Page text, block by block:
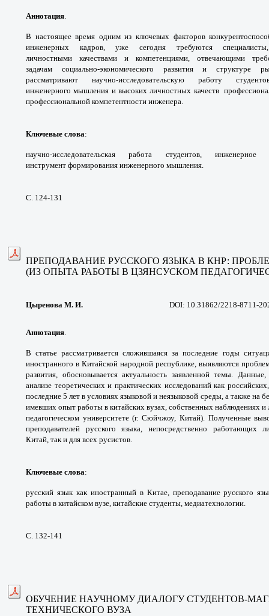
Аннотация.
В настоящее время одним из ключевых факторов
инженерных кадров, уже сегодня требуются
личностными качествами и компетенциями, отвечающими
задачам социально-экономического развития и структуре
рассматривают научно-исследовательскую работу
инженерногомышления и высоких личностных качеств
профессиональной компетентности инженера.
Ключевые слова:
научно-исследовательскаяработа студентов,
инструмент формирования инженерного мышления.
С. 124-131
ПРЕПОДАВАНИЕ РУССКОГО ЯЗЫКА В КНР:
(ИЗ ОПЫТА РАБОТЫ В ЦЗЯНСУСКОМ
Цыренова М. И. DOI: 10.31862/2218-8711-
Аннотация.
В статье рассматриваетсясложившаяся за последние годы
иностранного в Китайской народной республике, выявляются
развития, обосновываетсяактуальность заявленной темы.
анализе теоретических и практических исследованийкак
последние 5 лет в условияхязыковой и неязыковой среды, а также на
имевших опыт работы в китайских вузах, собственных наблюдениях и
педагогическом университете(г. Сюйчжоу, Китай). Полученные
преподавателей русского языка, непосредственно работающих
Китай, так и для всех русистов.
Ключевые слова:
русский язык как иностранный в Китае, преподавание русского
работы в китайском вузе, китайские студенты, медиатехнологии.
С. 132-141
ОБУЧЕНИЕ НАУЧНОМУ ДИАЛОГУСТУДЕНТОВ-
ТЕХНИЧЕСКОГО ВУЗА